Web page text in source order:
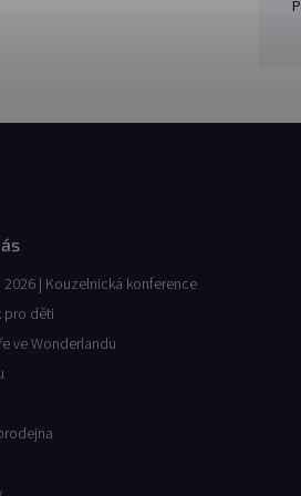
| Kouzelnická konference
pro děti
ve Wonderlandu